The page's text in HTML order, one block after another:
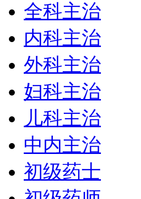
全科主治
内科主治
外科主治
妇科主治
儿科主治
中内主治
初级药士